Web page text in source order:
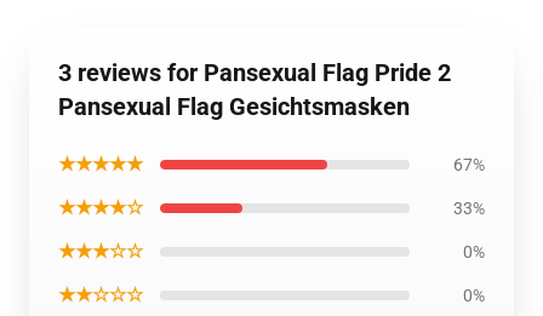
3 reviews for Pansexual Flag Pride 2
Pansexual Flag Gesichtsmasken
★★★★★ 67%
★★★★☆ 33%
★★★☆☆ 0%
★★☆☆☆ 0%